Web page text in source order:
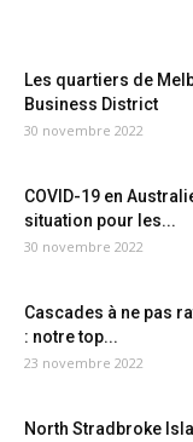
Les quartiers de
Business District
30 novembre 2022
COVID-19 en
situation pour les...
30 novembre 2022
Cascades à ne pas
: notre top...
23 novembre 2022
North Stradbroke